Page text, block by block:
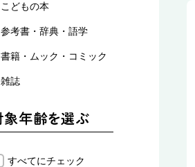
こどもの本
参考書・辞典・語学
書籍・ムック・コミック
雑誌
すべてにチェック